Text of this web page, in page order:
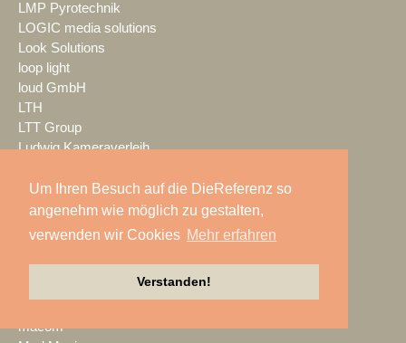
Um Ihren Besuch auf die DieReferenz so
angenehm wie möglich zu gestalten,
verwenden wir Cookies Mehr erfahren
Verstanden!
LMP Pyrotechnik
LOGIC media solutions
Look Solutions
loop light
loud GmbH
LTH
LTT Group
Ludwig Kameraverleih
LUXAV
LYNX Media Systems
mac. brand spaces
macom